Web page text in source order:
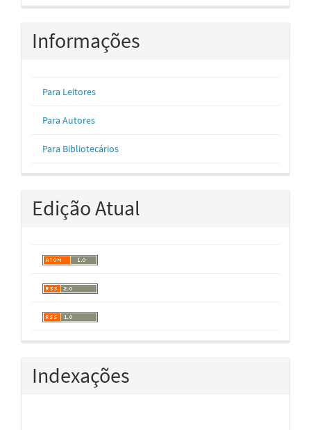
Informações
Para Leitores
Para Autores
Para Bibliotecários
Edição Atual
Indexações